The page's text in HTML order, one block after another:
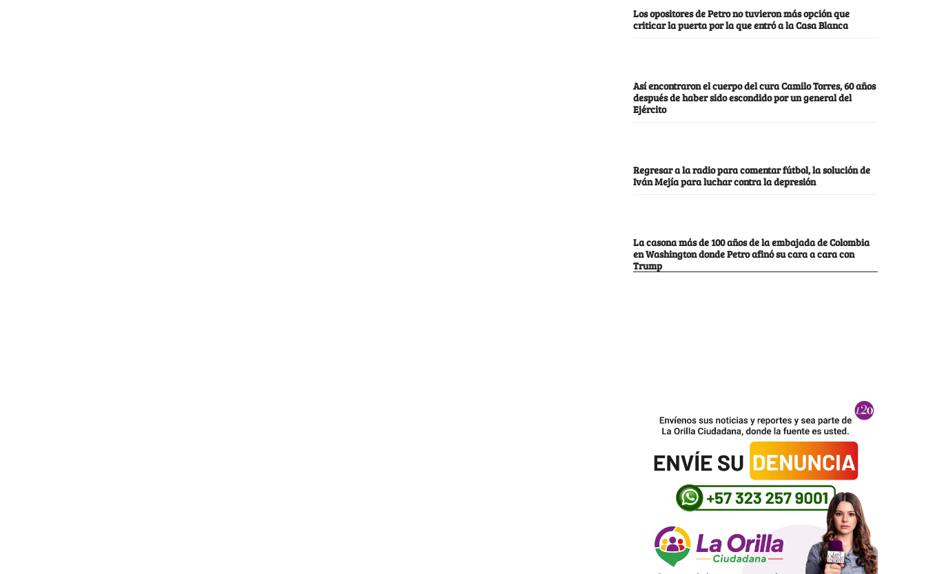
Los opositores de Petro no tuvieron más opción que
criticar la puerta por la que entró a la Casa Blanca
Así encontraron el cuerpo del cura Camilo Torres, 60 años
después de haber sido escondido por un general del
Ejército
Regresar a la radio para comentar fútbol, la solución de
Iván Mejía para luchar contra la depresión
La casona más de 100 años de la embajada de Colombia
en Washington donde Petro afinó su cara a cara con
Trump